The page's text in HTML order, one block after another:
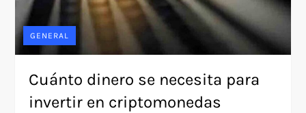
GENERAL
Cuánto dinero se necesita para
invertir en criptomonedas